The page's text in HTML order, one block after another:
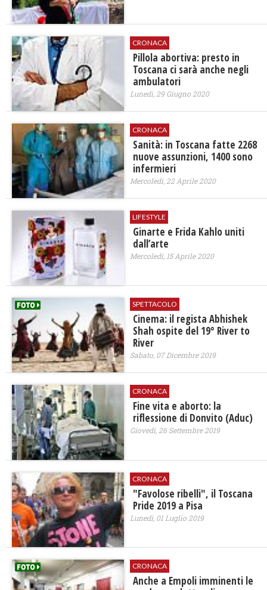
CRONACA
Pillola abortiva: presto in
Toscana ci sarà anche negli
ambulatori
Lunedì, 29 Giugno 2020
CRONACA
Sanità: in Toscana fatte 2268
nuove assunzioni, 1400 sono
infermieri
Mercoledì, 22 Aprile 2020
LIFESTYLE
Ginarte e Frida Kahlo uniti
dall’arte
Mercoledì, 15 Aprile 2020
SPETTACOLO
Cinema: il regista Abhishek
Shah ospite del 19° River to
River
Sabato, 07 Dicembre 2019
CRONACA
Fine vita e aborto: la
riflessione di Donvito (Aduc)
Giovedì, 26 Settembre 2019
CRONACA
"Favolose ribelli", il Toscana
Pride 2019 a Pisa
Lunedì, 01 Luglio 2019
CRONACA
Anche a Empoli imminenti le